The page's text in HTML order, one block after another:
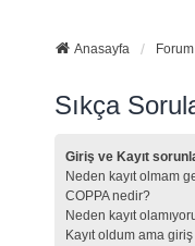
Anasayfa
Sıkça
Giriş ve Kayıt
Neden kayıt olmam
COPPA nedir?
Neden kayıt
Kayıt oldum ama